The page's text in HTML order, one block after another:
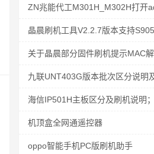
ZN兆能代工M301H_M302H打开
晶晨刷机工具V2.2.7版本支持
关于晶晨部分固件刷机提示MAC
九联UNT403G版本批次区分说明
海信IP501H主板区分及刷机说明；
机顶盒全网通遥控器
oppo智能手机PC版刷机助手